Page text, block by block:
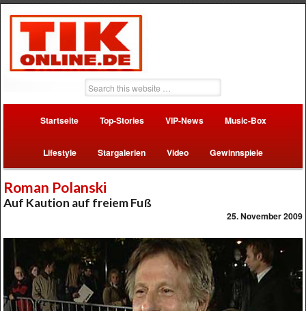
Startseite Top-Stories VIP-News Music-Box
Lifestyle Stargalerien Video Gewinnspiele
Roman Polanski
Auf Kaution auf freiem Fuß
25. November 2009